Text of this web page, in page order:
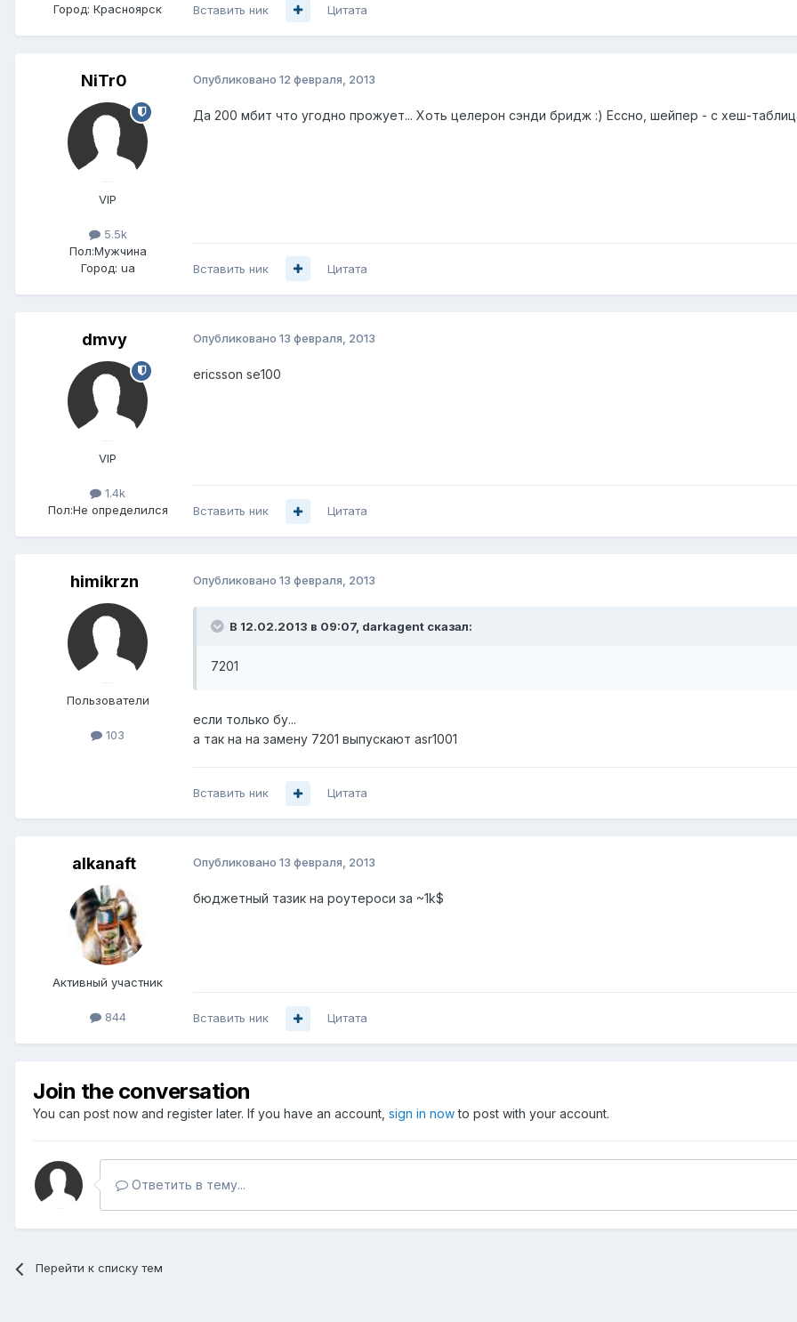
Город: Красноярск Вставить ник Цитата
NiTr0
VIP
5.5k
Пол:Мужчина
Город: ua
Опубликовано 12 февраля, 2013
Да 200 мбит что угодно прожует... Хоть целерон сэнди бридж :) Ессно, шейпер - с хеш-
Вставить ник Цитата
dmvy
VIP
1.4k
Пол:Не определился
Опубликовано 13 февраля, 2013
ericsson se100
Вставить ник Цитата
himikrzn
Пользователи
103
Опубликовано 13 февраля, 2013
В 12.02.2013 в 09:07, darkagent сказал:
7201
если только бу...
а так на на замену 7201 выпускают asr1001
Вставить ник Цитата
alkanaft
Активный участник
844
Опубликовано 13 февраля, 2013
бюджетный тазик на роутероси за ~1k$
Вставить ник Цитата
Join the conversation
You can post now and register later. If you have an account, sign in nowto post with your account.
Ответить в тему...
Перейти к списку тем